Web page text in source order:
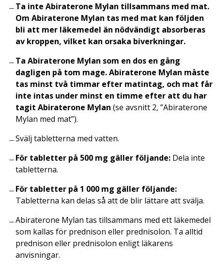
Ta inte Abiraterone Mylan tillsammans med mat.
Om Abiraterone Mylan tas med mat kan följden
bli att mer läkemedel än nödvändigt absorberas
av kroppen, vilket kan orsaka biverkningar.
Ta Abiraterone Mylan som en dos en gång
dagligen på tom mage. Abiraterone Mylan måste
tas minst två timmar efter matintag, och mat får
inte intas under minst en timme efter att du har
tagit Abiraterone Mylan (se avsnitt 2, ”Abiraterone
Mylan med mat”).
Svälj tabletterna med vatten.
För tabletter på 500 mg gäller följande: Dela inte
tabletterna.
För tabletter på 1 000 mg gäller följande:
Tabletterna kan delas så att de blir lättare att svälja.
Abiraterone Mylan tas tillsammans med ett läkemedel
som kallas för prednison eller prednisolon. Ta alltid
prednison eller prednisolon enligt läkarens
anvisningar.